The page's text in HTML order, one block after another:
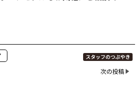
スタッフのつぶやき
次の投稿